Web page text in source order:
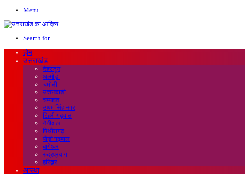
Menu
Search for
होम
उत्तराखंड
देहरादून
अल्मोड़ा
चमोली
उत्तरकाशी
चम्पावत
उधम सिंह नगर
टिहरी गढ़वाल
नैनीताल
पिथौरागढ़
पौड़ी गढ़वाल
बागेश्वर
रुद्रप्रयाग
हरिद्वार
आस्था